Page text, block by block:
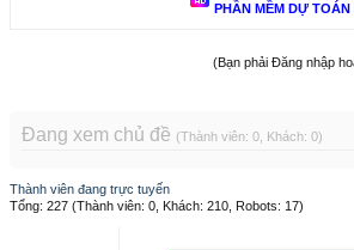
PHẦN MỀM DỰ
(Bạn phải Đăng nhập
Đang xem chủ đề (Thành viên: 0, Khách: 0)
Thành viên đang trực tuyến
Tổng: 227 (Thành viên: 0, Khách: 210, Robots: 17)